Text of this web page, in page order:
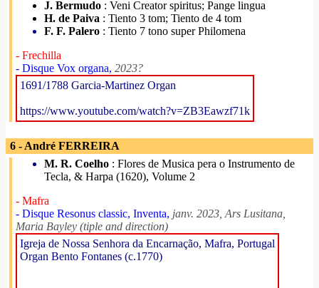
J. Bermudo : Veni Creator spiritus; Pange lingua
H. de Paiva : Tiento 3 tom; Tiento de 4 tom
F. F. Palero : Tiento 7 tono super Philomena
- Frechilla
- Disque Vox organa, 2023?
1691/1788 Garcia-Martinez Organ
https://www.youtube.com/watch?v=ZB3Eawzf71k
6 - André FERREIRA
M. R. Coelho : Flores de Musica pera o Instrumento de
Tecla, & Harpa (1620), Volume 2
- Mafra
- Disque Resonus classic, Inventa, janv. 2023, Ars Lusitana,
Maria Bayley (tiple and direction)
Igreja de Nossa Senhora da Encarnação, Mafra, Portugal
Organ Bento Fontanes (c.1770)